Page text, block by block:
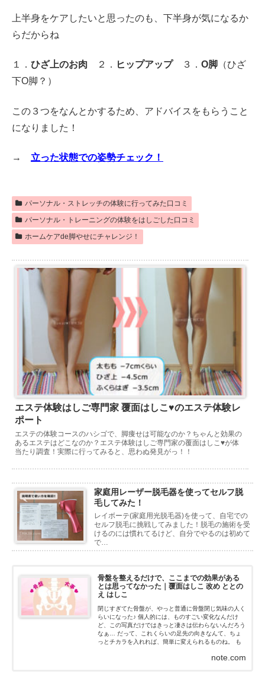
上半身をケアしたいと思ったのも、下半身が気になるか
らだからね
１． ひざ上のお肉 ２． ヒップアップ３． O脚 （ひざ
下O脚？）
この３つをなんとかするため、アドバイスをもらうこと
になりました！
→ 立った状態での姿勢チェック！
パーソナル・ストレッチの体験に行ってみた口コミ
パーソナル・トレーニングの体験をはしごした口コミ
ホームケアde脚やせにチャレンジ！
エステ体験はしご専門家 覆面はしこ♥のエステ体験レ
ポート
エステの体験コースのハシゴで、脚痩せは可能なのか？ちゃんと効果の
あるエステはどこなのか？エステ体験はしご専門家の覆面はしこ♥が体
当たり調査！実際に行ってみると、思わぬ発見がっ！！
家庭用レーザー脱毛器を使ってセルフ脱
毛してみた！
レイボーテ(家庭用光脱毛器)を使って、自宅での
セルフ脱毛に挑戦してみました！脱毛の施術を受
けるのには慣れてるけど、自分でやるのは初めて
で…
骨盤を整えるだけで、ここまでの効果がある
とは思ってなかった｜覆面はしこ 改め ととの
え はしこ
閉じすぎてた骨盤が、やっと普通に骨盤閉じ気味の人く
らいになった♪ 個人的には、ものすごい変化なんだけ
ど、この写真だけではきっと凄さは伝わらないんだろう
なぁ… だって、これくらいの足先の向きなんて、ちょ
っとチカラを入れれば、簡単に変えられるものね。 も
note.com